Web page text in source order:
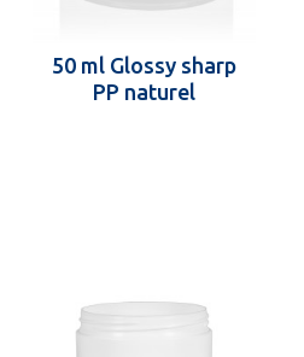
50 ml Glossy sharp
PP naturel